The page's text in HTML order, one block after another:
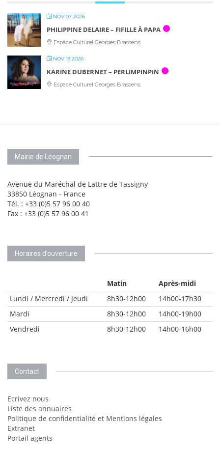
NOV 07 2026
PHILIPPINE DELAIRE – FIFILLE À PAPA
Espace Culturel Georges Brassens
NOV 13 2026
KARINE DUBERNET – PERLIMPINPIN
Espace Culturel Georges Brassens
Mairie de Léognan
Avenue du Maréchal de Lattre de Tassigny
33850 Léognan - France
Tél. : +33 (0)5 57 96 00 40
Fax : +33 (0)5 57 96 00 41
Horaires d’ouverture
Matin
Après-midi
Lundi / Mercredi / Jeudi
8h30-12h00
14h00-17h30
Mardi
8h30-12h00
14h00-19h00
Vendredi
8h30-12h00 14h00-16h00
Contact
Ecrivez nous
Liste des annuaires
Politique de confidentialité et Mentions légales
Extranet
Portail agents